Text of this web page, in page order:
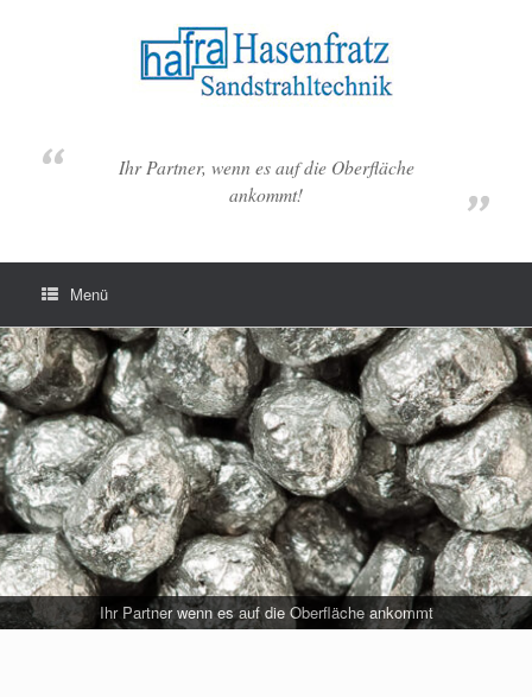
Ihr Partner, wenn es auf die Oberfläche
ankommt!
Menü
Ihr Partner wenn es auf die Oberfläche ankommt